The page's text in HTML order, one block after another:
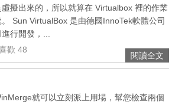
擬出來的，所以就算在 Virtualbox 裡的作業
Sun VirtualBox 是由德國InnoTek軟體公司
行開發，...
歡 48
閱讀全文
就可以立刻派上用場，幫您檢查兩個